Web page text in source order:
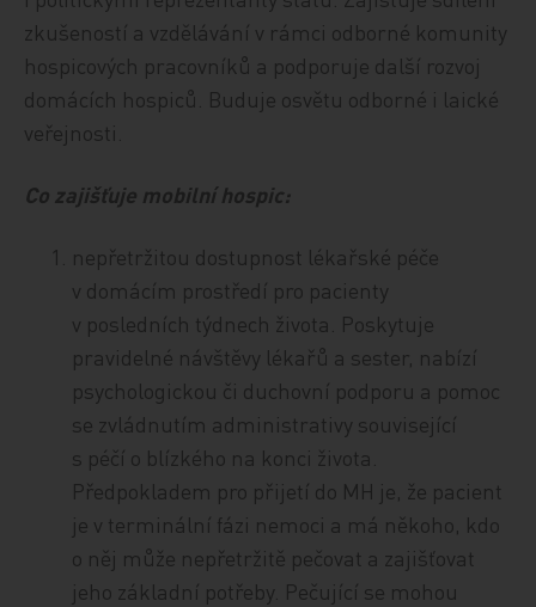
zkušeností a vzdělávání v rámci odborné komunity
hospicových pracovníků a podporuje další rozvoj
domácích hospiců. Buduje osvětu odborné i laické
veřejnosti.
Co zajišťuje mobilní hospic:
nepřetržitou dostupnost lékařské péče
v domácím prostředí pro pacienty
v posledních týdnech života. Poskytuje
pravidelné návštěvy lékařů a sester, nabízí
psychologickou či duchovní podporu a pomoc
se zvládnutím administrativy související
s péčí o blízkého na konci života.
Předpokladem pro přijetí do MH je, že pacient
je v terminální fázi nemoci a má někoho, kdo
o něj může nepřetržitě pečovat a zajišťovat
jeho základní potřeby. Pečující se mohou